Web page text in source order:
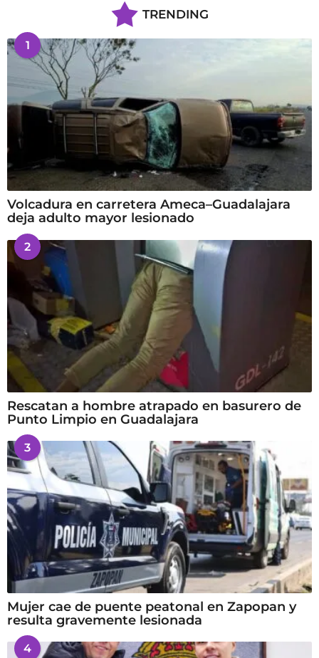
TRENDING
1
Volcadura en carretera Ameca–Guadalajara
deja adulto mayor lesionado
2
Rescatan a hombre atrapado en basurero de
Punto Limpio en Guadalajara
3
Mujer cae de puente peatonal en Zapopan y
resulta gravemente lesionada
4